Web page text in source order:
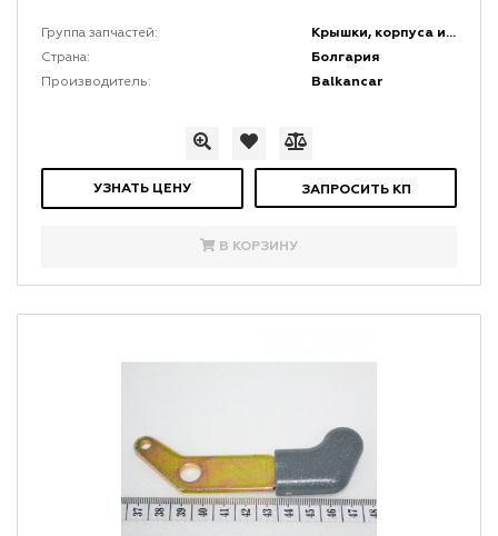
Группа запчастей: Крышки, корпуса и кожухи
Страна: Болгария
Производитель: Balkancar
УЗНАТЬ ЦЕНУ ЗАПРОСИТЬ КП
В КОРЗИНУ